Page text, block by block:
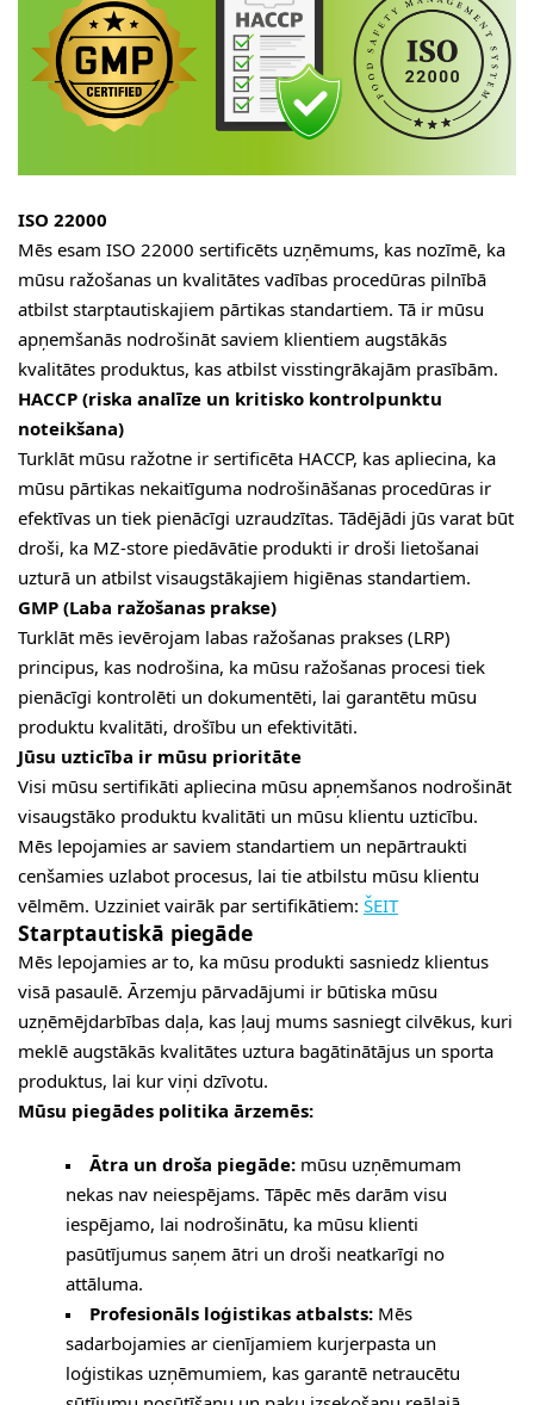
ISO 22000
Mēs esam ISO 22000 sertificēts uzņēmums, kas nozīmē, ka
mūsu ražošanas un kvalitātes vadības procedūras pilnībā
atbilst starptautiskajiem pārtikas standartiem. Tā ir mūsu
apņemšanās nodrošināt saviem klientiem augstākās
kvalitātes produktus, kas atbilst visstingrākajām prasībām.
HACCP (riska analīze un kritisko kontrolpunktu
noteikšana)
Turklāt mūsu ražotne ir sertificēta HACCP, kas apliecina, ka
mūsu pārtikas nekaitīguma nodrošināšanas procedūras ir
efektīvas un tiek pienācīgi uzraudzītas. Tādējādi jūs varat būt
droši, ka MZ-store piedāvātie produkti ir droši lietošanai
uzturā un atbilst visaugstākajiem higiēnas standartiem.
GMP (Laba ražošanas prakse)
Turklāt mēs ievērojam labas ražošanas prakses (LRP)
principus, kas nodrošina, ka mūsu ražošanas procesi tiek
pienācīgi kontrolēti un dokumentēti, lai garantētu mūsu
produktu kvalitāti, drošību un efektivitāti.
Jūsu uzticība ir mūsu prioritāte
Visi mūsu sertifikāti apliecina mūsu apņemšanos nodrošināt
visaugstāko produktu kvalitāti un mūsu klientu uzticību.
Mēs lepojamies ar saviem standartiem un nepārtraukti
cenšamies uzlabot procesus, lai tie atbilstu mūsu klientu
vēlmēm. Uzziniet vairāk par sertifikātiem: ŠEIT
Starptautiskā piegāde
Mēs lepojamies ar to, ka mūsu produkti sasniedz klientus
visā pasaulē. Ārzemju pārvadājumi ir būtiska mūsu
uzņēmējdarbības daļa, kas ļauj mums sasniegt cilvēkus, kuri
meklē augstākās kvalitātes uztura bagātinātājus un sporta
produktus, lai kur viņi dzīvotu.
Mūsu piegādes politika ārzemēs:
Ātra un droša piegāde: mūsu uzņēmumam
nekas nav neiespējams. Tāpēc mēs darām visu
iespējamo, lai nodrošinātu, ka mūsu klienti
pasūtījumus saņem ātri un droši neatkarīgi no
attāluma.
Profesionāls loģistikas atbalsts: Mēs
sadarbojamies ar cienījamiem kurjerpasta un
loģistikas uzņēmumiem, kas garantē netraucētu